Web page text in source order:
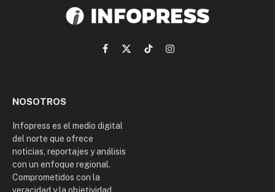
Facebook
X
TikTokInstagram
NOSOTROS
Infopress es el medio digital
del norte que ofrece
noticias, reportajes y análisis
con un enfoque regional.
Comprometidos con la